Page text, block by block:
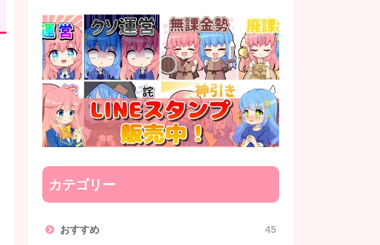
カテゴリー
おすすめ 45